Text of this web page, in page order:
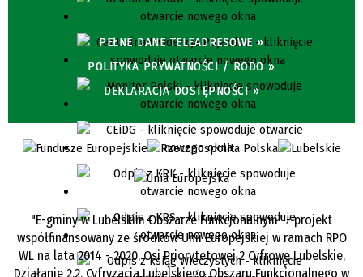
PEŁNE DANE TELEADRESOWE »
POLITYKA PRYWATNOŚCI / RODO »
DEKLARACJA DOSTĘPNOŚCI »
"E-gminy w Lubelskim Obszarze Funkcjonalnym" - projekt
współfinansowany ze środków Unii Europejskiej w ramach RPO
WL na lata 2014 - 2020, Osi Priorytetowej 2 Cyfrowe Lubelskie,
Działanie 2.2. Cyfryzacja Lubelskiego Obszaru Funkcjonalnego w